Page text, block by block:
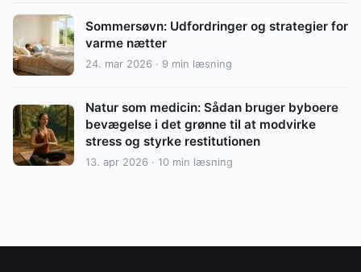
Sommersøvn: Udfordringer og strategier for
varme nætter
24. mar 2026 · 9 min læsning
Natur som medicin: Sådan bruger byboere
bevægelse i det grønne til at modvirke
stress og styrke restitutionen
13. apr 2026 · 10 min læsning